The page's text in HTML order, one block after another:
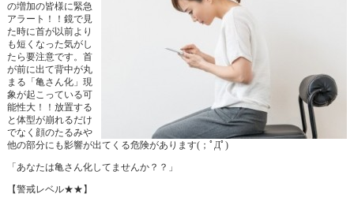
の増加の皆様に緊急
アラート！！鏡で見
た時に首が以前より
も短くなった気がし
たら要注意です。首
が前に出て背中が丸
まる「亀さん化」現
象が起こっている可
能性大！！放置する
と体型が崩れるだけ
でなく顔のたるみや
他の部分にも影響が出てくる危険があります(；ﾟДﾟ)
「あなたは亀さん化してませんか？？」
【警戒レベル★★】